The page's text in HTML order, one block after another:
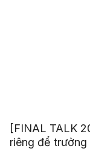
[FINAL TALK
riêng để trưởng